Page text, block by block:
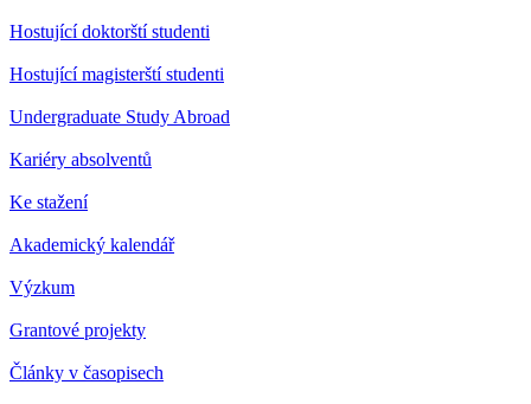
Hostující doktorští studenti
Hostující magisterští studenti
Undergraduate Study Abroad
Kariéry absolventů
Ke stažení
Akademický kalendář
Výzkum
Grantové projekty
Články v časopisech